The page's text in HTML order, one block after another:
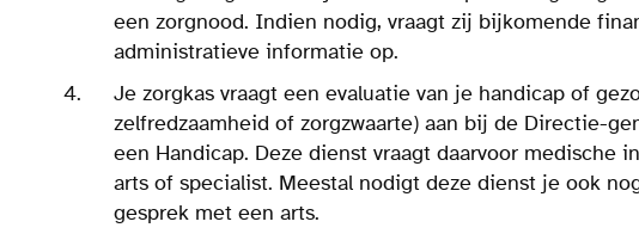
een zorgnood. Indien nodig, vraagt zij bijkomende
administratieve informatie op.
Je zorgkas vraagt een evaluatie van je handicap of
zelfredzaamheid of zorgzwaarte) aan bij de Directie-
een Handicap. Deze dienst vraagt daarvoor medische
arts of specialist. Meestal nodigt deze dienst je ook
gesprek met een arts.